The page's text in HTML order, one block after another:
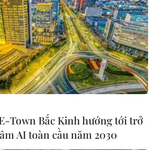
nghiêm trọng xảy ra tại một chung cư
Hạ, Thanh Xuân (Hà Nội); đến
cơ quan chức năng đã xác định được
và 37 người bị thương.
Town Bắc Kinh hướng tới trở
AI toàn cầu năm 2030